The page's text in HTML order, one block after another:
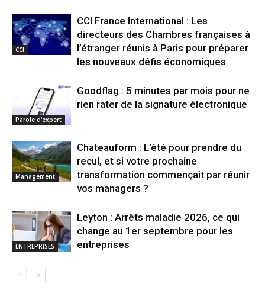
CCI
CCI France International : Les
directeurs des Chambres françaises à
l’étranger réunis à Paris pour préparer
les nouveaux défis économiques
Parole d'expert
Goodflag : 5 minutes par mois pour ne
rien rater de la signature électronique
Management
Chateauform : L’été pour prendre du
recul, et si votre prochaine
transformation commençait par réunir
vos managers ?
ENTREPRISES
Leyton : Arrêts maladie 2026, ce qui
change au 1er septembre pour les
entreprises